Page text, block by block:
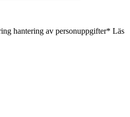
hantering av personuppgifter* Läs